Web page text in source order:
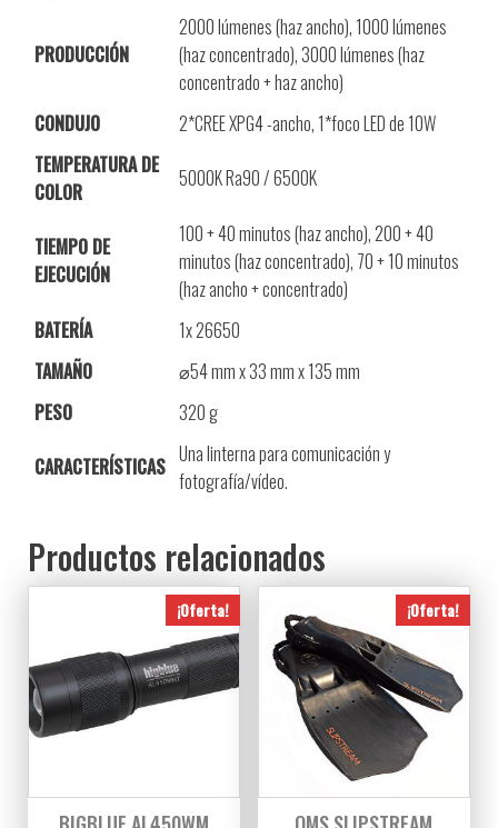
PRODUCCIÓN
2000 lúmenes (haz ancho), 1000 lúmenes
(haz concentrado), 3000 lúmenes (haz
concentrado + haz ancho)
CONDUJO
2*CREE XPG4 -ancho, 1*foco LED de 10W
TEMPERATURA DE
COLOR
5000K Ra90 / 6500K
TIEMPO DE
EJECUCIÓN
100 + 40 minutos (haz ancho), 200 + 40
minutos (haz concentrado), 70 + 10 minutos
(haz ancho + concentrado)
BATERÍA
1x 26650
TAMAÑO
⌀54 mm x 33 mm x 135 mm
PESO
320 g
CARACTERÍSTICAS Una linterna para comunicación y
fotografía/vídeo.
Productos relacionados
¡Oferta! ¡Oferta!